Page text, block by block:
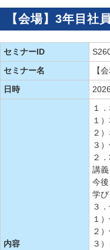
【会場】3年目社
セミナーID
セミナー名
【
日時
内容
１
１
２
３
２
講
今
学
３
１
２
３